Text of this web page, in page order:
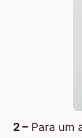
2 –Para um